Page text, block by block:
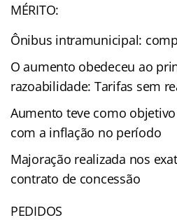
MÉRITO:
Ônibus intramunicipal:
O aumento obedeceu ao
razoabilidade: Tarifas sem
Aumento teve como
com a inflação no período
Majoração realizada nos
contrato de concessão
PEDIDOS